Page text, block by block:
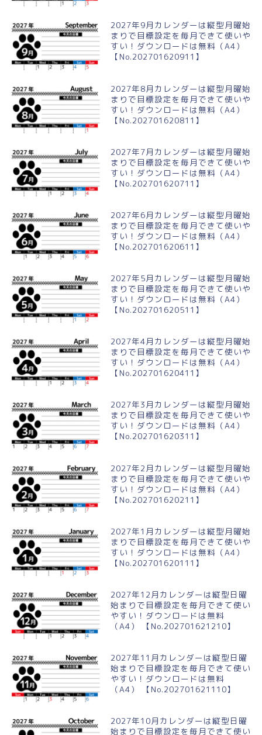
2027年9月カレンダーは縦型月曜始
まりで目標設定を毎月できて使いや
すい！ダウンロードは無料（A4）
【No.202701620911】
2027年8月カレンダーは縦型月曜始
まりで目標設定を毎月できて使いや
すい！ダウンロードは無料（A4）
【No.202701620811】
2027年7月カレンダーは縦型月曜始
まりで目標設定を毎月できて使いや
すい！ダウンロードは無料（A4）
【No.202701620711】
2027年6月カレンダーは縦型月曜始
まりで目標設定を毎月できて使いや
すい！ダウンロードは無料（A4）
【No.202701620611】
2027年5月カレンダーは縦型月曜始
まりで目標設定を毎月できて使いや
すい！ダウンロードは無料（A4）
【No.202701620511】
2027年4月カレンダーは縦型月曜始
まりで目標設定を毎月できて使いや
すい！ダウンロードは無料（A4）
【No.202701620411】
2027年3月カレンダーは縦型月曜始
まりで目標設定を毎月できて使いや
すい！ダウンロードは無料（A4）
【No.202701620311】
2027年2月カレンダーは縦型月曜始
まりで目標設定を毎月できて使いや
すい！ダウンロードは無料（A4）
【No.202701620211】
2027年1月カレンダーは縦型月曜始
まりで目標設定を毎月できて使いや
すい！ダウンロードは無料（A4）
【No.202701620111】
2027年12月カレンダーは縦型日曜
始まりで目標設定を毎月できて使い
やすい！ダウンロードは無料
（A4） 【No.202701621210】
2027年11月カレンダーは縦型日曜
始まりで目標設定を毎月できて使い
やすい！ダウンロードは無料
（A4） 【No.202701621110】
2027年10月カレンダーは縦型日曜
始まりで目標設定を毎月できて使い